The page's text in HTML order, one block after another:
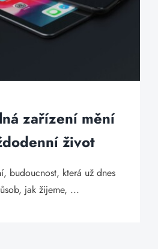
zařízení mění
život
budoucnost, která už dnes
jak žijeme, ...